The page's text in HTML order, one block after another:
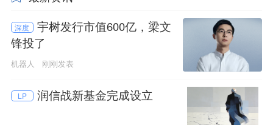
深度
宇树发行市值600亿，梁文
锋投了
机器人 刚刚发表
LP 润信战新基金完成设立